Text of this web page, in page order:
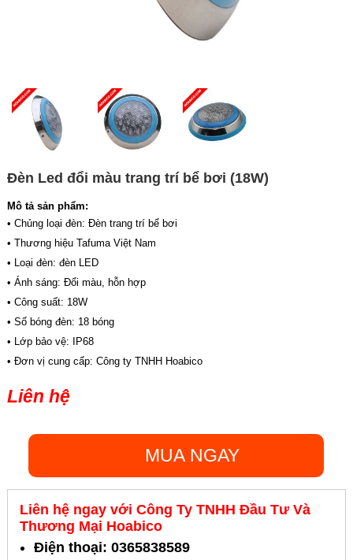
Đèn Led đổi màu trang trí bể bơi (18W)
Mô tả sản phẩm:
• Chủng loại đèn: Đèn trang trí bể bơi
• Thương hiệu Tafuma Việt Nam
• Loại đèn: đèn LED
• Ánh sáng: Đổi màu, hỗn hợp
• Công suất: 18W
• Số bóng đèn: 18 bóng
• Lớp bảo vệ: IP68
• Đơn vị cung cấp: Công ty TNHH Hoabico
Liên hệ
MUA NGAY
Liên hệ ngay với Công Ty TNHH Đầu Tư Và
Thương Mại Hoabico
Điện thoại: 0365838589